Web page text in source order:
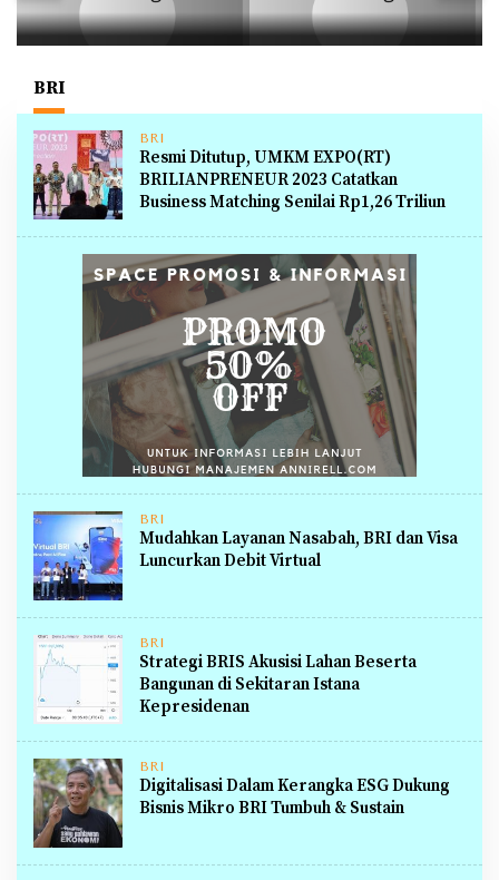
BRI
BRI
Resmi Ditutup, UMKM EXPO(RT)
BRILIANPRENEUR 2023 Catatkan
Business Matching Senilai Rp1,26 Triliun
BRI
Mudahkan Layanan Nasabah, BRI dan Visa
Luncurkan Debit Virtual
BRI
Strategi BRIS Akusisi Lahan Beserta
Bangunan di Sekitaran Istana
Kepresidenan
BRI
Digitalisasi Dalam Kerangka ESG Dukung
Bisnis Mikro BRI Tumbuh & Sustain